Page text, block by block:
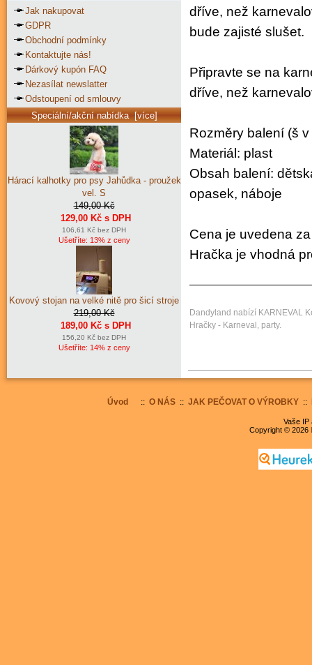
dříve, než
bude zajisté slušet.
Připravte se na
dříve, než
Rozměry balení (š
Materiál: plast
Obsah balení:
opasek, náboje
Cena je uvedena
Hračka je vhodná
Dandyland nabízí KARNEVAL
Hračky - Karneval, party.
Jak nakupovat
GDPR
Obchodní podmínky
Kontaktujte nás!
Dárkový kupón FAQ
Nezasílat newslatter
Odstoupení od smlouvy
Speciální/akční nabídka [více]
Hárací kalhotky pro psy Jahůdka - proužek
vel. S
149,00 Kč
129,00 Kč s DPH
106,61 Kč bez DPH
Ušetříte: 13% z ceny
Kovový stojan na velké nitě pro šicí stroje
219,00 Kč
189,00 Kč s DPH
156,20 Kč bez DPH
Ušetříte: 14% z ceny
Úvod :: O NÁS:: JAK PEČOVAT O VÝROBKY::
Vaše IP
Copyright © 2026